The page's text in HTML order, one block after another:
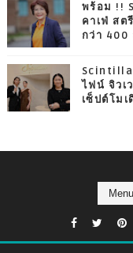
พร้อม !!
คาเฟ่ สต
กว่า 400
Scintilla
ไฟน์ จิวเ
เซ็ปต์โม